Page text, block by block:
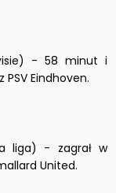
- 58 minut i
Eindhoven.
liga) - zagrał w
United.